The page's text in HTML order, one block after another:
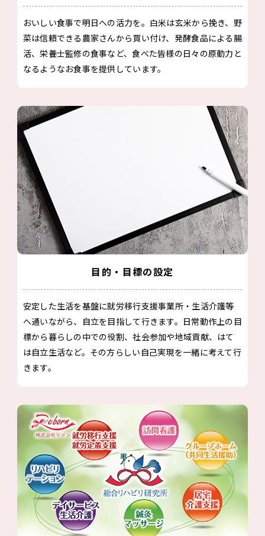
おいしい食事で明日への活力を。白米は玄米から挽き、野
菜は信頼できる農家さんから買い付け、発酵食品による腸
活、栄養士監修の食事など、食べた皆様の日々の原動力と
なるようなお食事を提供しています。
目的・目標の設定
安定した生活を基盤に就労移行支援事業所・生活介護等
へ通いながら、自立を目指して行きます。日常動作上の目
標から暮らしの中での役割、社会参加や地域貢献、はて
は自立生活など。その方らしい自己実現を一緒に考えて行
きます。